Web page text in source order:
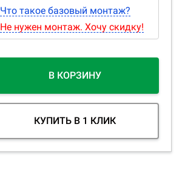
Что такое базовый монтаж?
Не нужен монтаж. Хочу скидку!
В КОРЗИНУ
КУПИТЬ В 1 КЛИК